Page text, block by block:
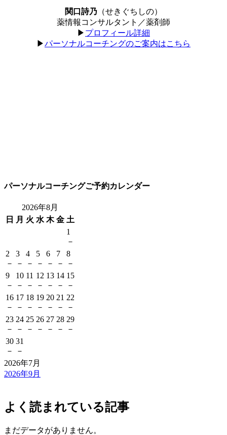
関口詩乃 （せきぐちしの）
薬情報コンサルタント／薬剤師
▶︎ プロフィール詳細
▶︎パーソナルコーチングのご案内はこちら
パーソナルコーチングご予約カレンダー
2026年8月
日
月 火 水 木 金 土
1
－
2
－
3
－
4
－
5
－
6
－
7
－
8
－
9
－
10
－
11
－
12
－
13
－
14
－
15
－
16
－
17
－
18
－
19
－
20
－
21
－
22
－
23
－
24
－
25
－
26
－
27
－
28
－
29
－
30
－
31
－
2026年7月
2026年9月
よく読まれている記事
まだデータがありません。